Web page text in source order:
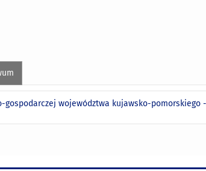
gospodarczej województwa kujawsko-pomorskiego